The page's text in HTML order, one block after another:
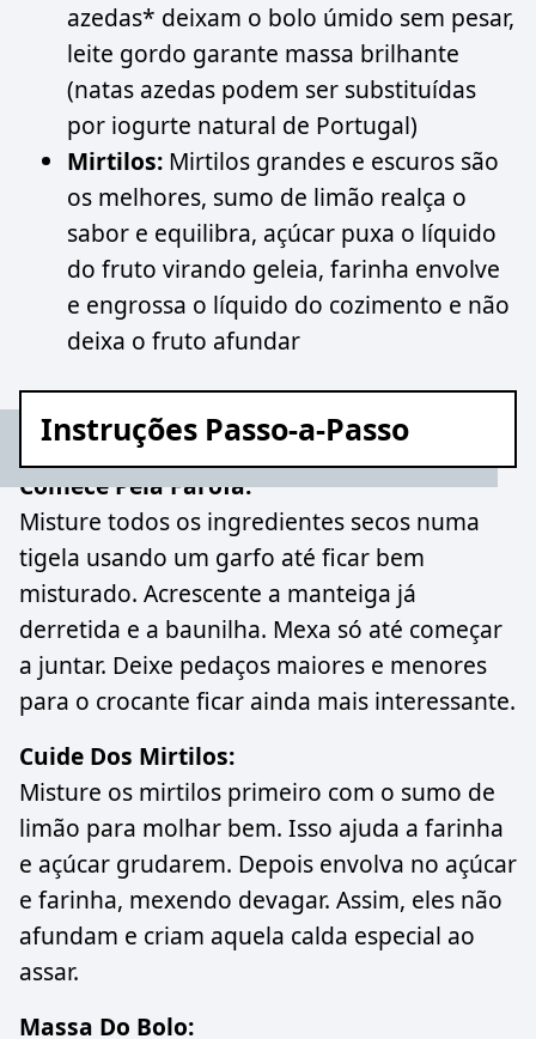
azedas* deixam o bolo úmido sem pesar,
leite gordo garante massa brilhante
(natas azedas podem ser substituídas
por iogurte natural de Portugal)
Mirtilos: Mirtilos grandes e escuros são
os melhores, sumo de limão realça o
sabor e equilibra, açúcar puxa o líquido
do fruto virando geleia, farinha envolve
e engrossa o líquido do cozimento e não
deixa o fruto afundar
Instruções Passo-a-Passo
Comece Pela Farofa:
Misture todos os ingredientes secos numa
tigela usando um garfo até ficar bem
misturado. Acrescente a manteiga já
derretida e a baunilha. Mexa só até começar
a juntar. Deixe pedaços maiores e menores
para o crocante ficar ainda mais interessante.
Cuide Dos Mirtilos:
Misture os mirtilos primeiro com o sumo de
limão para molhar bem. Isso ajuda a farinha
e açúcar grudarem. Depois envolva no açúcar
e farinha, mexendo devagar. Assim, eles não
afundam e criam aquela calda especial ao
assar.
Massa Do Bolo: